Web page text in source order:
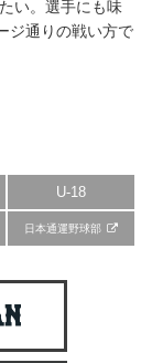
い。選手にも味
ジ通りの戦い方で
U-18
日本通運野球部